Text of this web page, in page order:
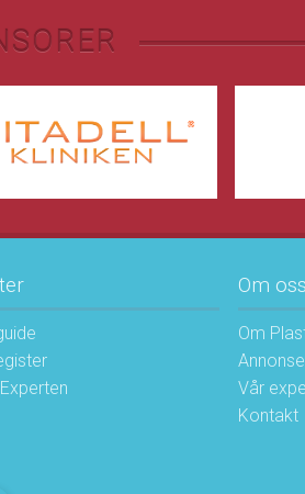
Om oss
Om
Vår
Kontakt